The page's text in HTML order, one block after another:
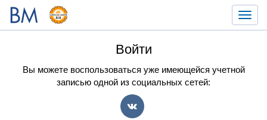
Войти
Вы можете воспользоваться уже имеющейся учетной
записью одной из социальных сетей: